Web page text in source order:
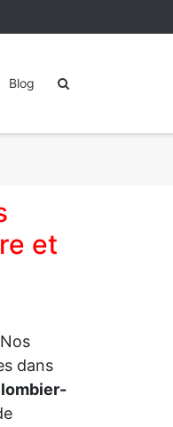
Blog
et
dans